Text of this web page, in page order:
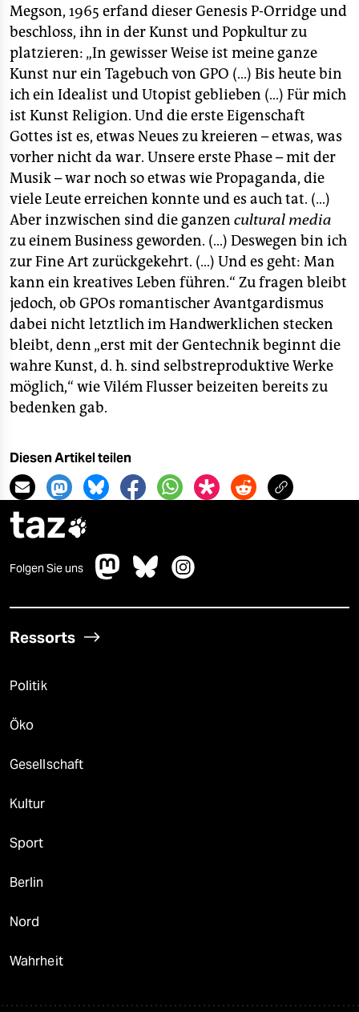
Megson, 1965 erfand dieser Genesis P-Orridge und
beschloss, ihn in der Kunst und Popkultur zu
platzieren: „In gewisser Weise ist meine ganze
Kunst nur ein Tagebuch von GPO (…) Bis heute bin
ich ein Idealist und Utopist geblieben (…) Für mich
ist Kunst Religion. Und die erste Eigenschaft
Gottes ist es, etwas Neues zu kreieren – etwas, was
vorher nicht da war. Unsere erste Phase – mit der
Musik – war noch so etwas wie Propaganda, die
viele Leute erreichen konnte und es auch tat. (…)
Aber inzwischen sind die ganzen cultural media
zu einem Business geworden. (…) Deswegen bin ich
zur Fine Art zurückgekehrt. (…) Und es geht: Man
kann ein kreatives Leben führen.“ Zu fragen bleibt
jedoch, ob GPOs romantischer Avantgardismus
dabei nicht letztlich im Handwerklichen stecken
bleibt, denn „erst mit der Gentechnik beginnt die
wahre Kunst, d. h. sind selbstreproduktive Werke
möglich,“ wie Vilém Flusser beizeiten bereits zu
bedenken gab.
Diesen Artikel teilen
taz
Folgen Sie uns
Ressorts
Politik
Öko
Gesellschaft
Kultur
Sport
Berlin
Nord
Wahrheit